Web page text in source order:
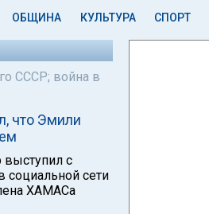
ОБЩИНА КУЛЬТУРА СПОРТ
СССР; война в
что Эмили
с
социальной сети
ХАМАСа